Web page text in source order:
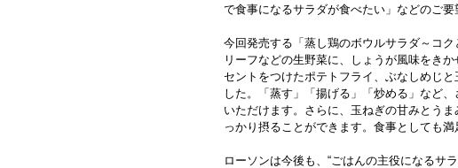
で食事になるサラダが食べたい」などのご要
今回発売する「蒸し鶏のボウルサラダ～コ
リーフなどの生野菜に、しょうが風味をき
セントをつけたポテトフライ、ぶなしめじ
した。「蒸す」「揚げる」「炒める」など
いただけます。さらに、玉ねぎの甘みとう
っかり摂ることができます。食事としても満
ローソンは今後も、“ごはんの主役になるサ